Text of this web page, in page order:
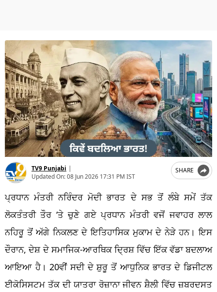
TV9 Punjabi |
Updated On:08 Jun 2026 17:31 PM IST
SHARE
ਪ੍ਰਧਾਨ ਮੰਤਰੀ ਨਰਿੰਦਰ ਮੋਦੀ ਭਾਰਤ ਦੇ ਸਭ ਤੋਂ ਲੰਬੇ ਸਮੇਂ ਤੱਕ
ਲੋਕਤੰਤਰੀ ਤੌਰ ‘ਤੇ ਚੁਣੇ ਗਏ ਪ੍ਰਧਾਨ ਮੰਤਰੀ ਵਜੋਂ ਜਵਾਹਰ ਲਾਲ
ਨਹਿਰੂ ਤੋਂ ਅੱਗੇ ਨਿਕਲਣ ਦੇ ਇਤਿਹਾਸਿਕ ਮੁਕਾਮ ਦੇ ਨੇੜੇ ਹਨ। ਇਸ
ਦੌਰਾਨ, ਦੇਸ਼ ਦੇ ਸਮਾਜਿਕ-ਆਰਥਿਕ ਦ੍ਰਿਸ਼ ਵਿੱਚ ਇੱਕ ਵੱਡਾ ਬਦਲਾਅ
ਆਇਆ ਹੈ। 20ਵੀਂ ਸਦੀ ਦੇ ਸ਼ੁਰੂ ਤੋਂ ਆਧੁਨਿਕ ਭਾਰਤ ਦੇ ਡਿਜੀਟਲ
ਈਕੋਸਿਸਟਮ ਤੱਕ ਦੀ ਯਾਤਰਾ ਰੋਜ਼ਾਨਾ ਜੀਵਨ ਸ਼ੈਲੀ ਵਿੱਚ ਜ਼ਬਰਦਸਤ